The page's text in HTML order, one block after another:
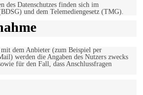
des Datenschutzes finden sich im
und dem Telemediengesetz (TMG).
dem Anbieter (zum Beispiel per
werden die Angaben des Nutzers zwecks
für den Fall, dass Anschlussfragen